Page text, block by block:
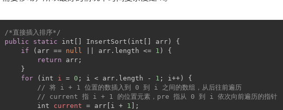
/*直接插入排序*/
public
static int [] InsertSort( int [] arr) {
if (arr == null || arr.length <= 1 ) {
return arr;
    }
for ( int i = 0 ; i < arr.length - 1 ; i++) {
// 将 i + 1 位置的数插入到 0 到 i 之间的数组，从后往前遍历
// current 指 i + 1 的位置元素，pre 指从 0 到 i 依次向前遍历的指针
int
current = arr[i + 1 ];